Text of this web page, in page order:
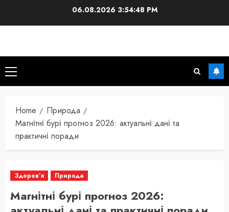
06.08.2026 3:54:49 PM
Primary
Menu
Home
Природа
Магнітні бурі прогноз 2026: актуальні дані та
практичні поради
Здоров’я Природа
Магнітні бурі прогноз 2026: